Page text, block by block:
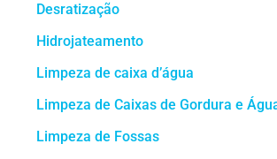
Desratização
Hidrojateamento
Limpeza de caixa d’água
Limpeza de Caixas de Gordura e
Limpeza de Fossas